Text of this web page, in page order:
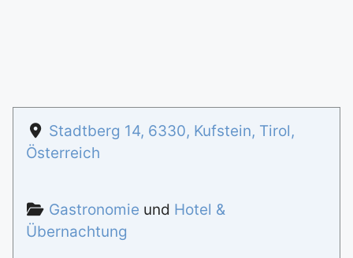
Stadtberg 14, 6330, Kufstein, Tirol,
Österreich
Gastronomie und Hotel &
Übernachtung